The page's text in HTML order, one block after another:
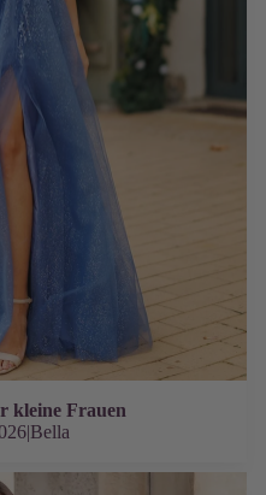
kleine Frauen
Bella
Konfirmation